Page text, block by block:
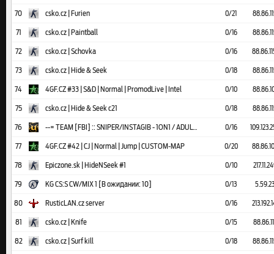
70 csko.cz | Furien 0/21
71 csko.cz | Paintball 0/16
72 csko.cz | Schovka 0/16
73 csko.cz | Hide & Seek 0/18
74 4GF.CZ #33 | S&D | Normal | PromodLive | Intel 0/10
75 csko.cz | Hide & Seek c21 0/18
76 --= TEAM [FBI] :: SNIPER/INSTAGIB - 1ON1 / ADULT +18 =-- 0/16
77 4GF.CZ #42 | CJ | Normal | Jump | CUSTOM-MAP 0/20
78 Epiczone.sk | HideNSeek #1 0/10
79 KG CS:S CW/MIX 1 [В ожидании: 10] 0/13
80 RusticLAN.cz server 0/16
81 csko.cz | Knife 0/15
82 csko.cz | Surf kill 0/18